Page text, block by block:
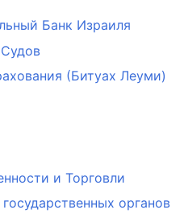
Банк Израиля
(Битуах Леуми)
и Торговли
органов